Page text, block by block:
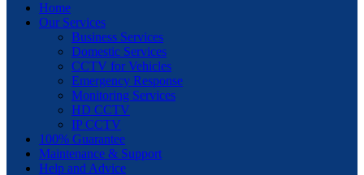
Home
Our Services
Business Services
Domestic Services
CCTV for Vehicles
Emergency Response
Monitoring Services
HD CCTV
IP CCTV
100% Guarantee
Maintenance & Support
Help and Advice